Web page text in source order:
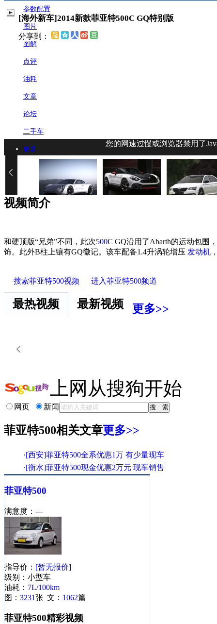
参数配置
图片
图解
点评
油耗
文章
论坛
二手车
更多
[海外新车]2014新款菲亚特500C GQ特别版
分享到：
您的网速过慢或浏览器禁用了
视频简介
和硬顶版“兄弟”不同，此次500C GQ沿用了Abarth的运动包围
饰。此外B柱上镶有GQ徽记。该车配备1.4升涡轮增压 发动机
搜索菲亚特500视频 进入菲亚特500频道
最热视频 最新视频 更多>>
上网从搜狗开始
网页 新闻
菲亚特500相关文章更多>>
·[西安]菲亚特500全系优惠1万 有少量现车
·[衡水]菲亚特500现金优惠2万元 现车销售
·[成都]菲亚特500时尚版 综合优惠1.5万元
·
·[太原]菲亚特500全系降1.5万元 颜色丰富
·童心依然 六一儿童节可爱又时尚车型推荐
·[东莞]菲亚特500最高现金降2.5万 有现车
·佳锐菲亚特来店试驾或参加活动有好礼送!
·摆脱公交咸猪手 风格迥异女性车选哪款？
菲亚特500相关热帖
·菲翔提车记
菲亚特500
满意度： ---
指导价： [暂无报价]
级别：小型车
油耗： 7L/100km
图： 3231张 文： 1062篇
菲亚特500精彩视频